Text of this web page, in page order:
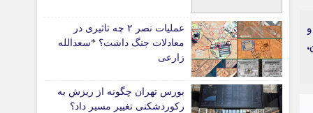
ایتا
آپارات مرا به خاطر بسپار
اطلاعات
ورزشهای رزمی
ورزش زنان
توپ و تور
سایر حوزه ها
عملیات نصر ۲ چه تاثیری در
معادلات جنگ داشت؟ *سعدالله
زارعی
بورس تهران چگونه از ریزش به
رکوردشکنی تغییر مسیر داد؟